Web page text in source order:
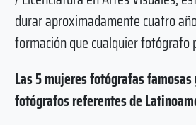
durar aproximadamente cuatro
formación que cualquier fotógrafo
Las 5 mujeres fotógrafas
fotógrafos referentes de